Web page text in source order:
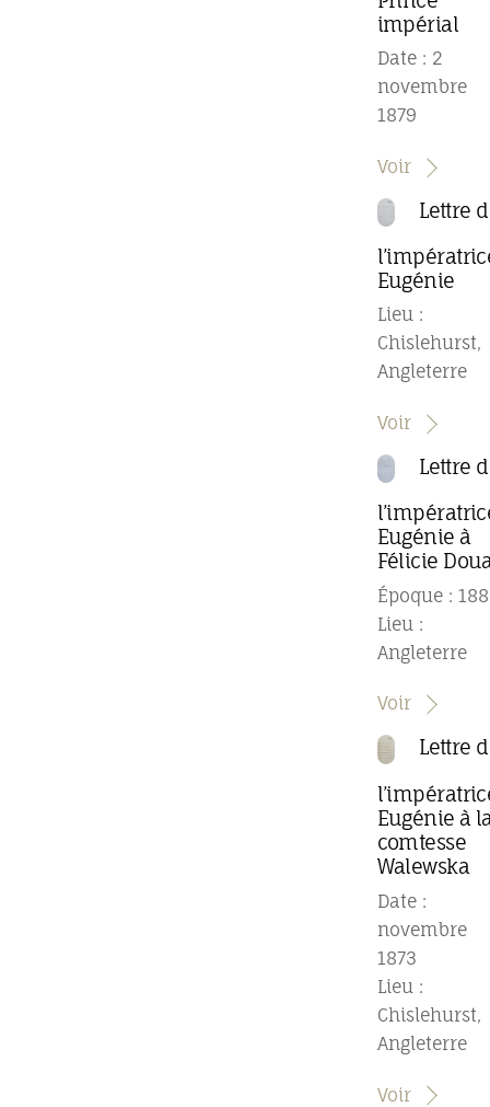
impérial
Date : 2
novembre
1879
Voir
Lettre
Eugénie
Lieu :
Chislehurst,
Angleterre
Voir
Lettre
Eugénie à
Félicie
Époque :
Lieu :
Angleterre
Voir
Lettre
Eugénie à
comtesse
Walewska
Date :
novembre
1873
Lieu :
Chislehurst,
Angleterre
Voir